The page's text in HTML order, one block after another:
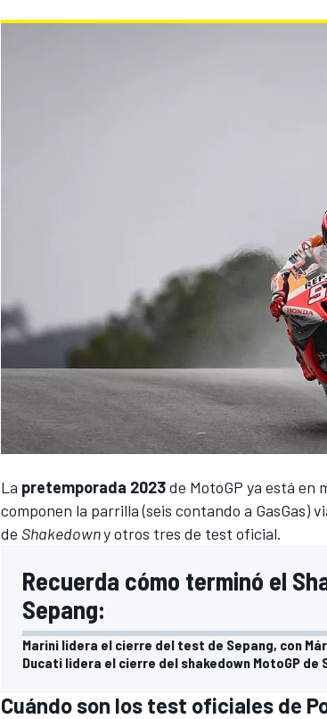
La pretemporada 2023de MotoGP ya está en
componen la parrilla (seis contando a GasGas)
de Shakedowny otros tres de test oficial.
Recuerda cómo terminó el
Sepang:
Marini lidera el cierre del test de Sepang, con
Ducati lidera el cierre del shakedown MotoGP de
Cuándo son los test oficiales de